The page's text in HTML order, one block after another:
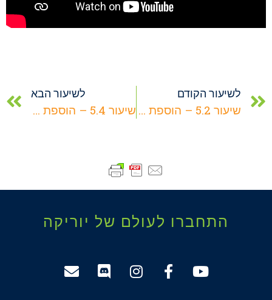
לשיעור הקודם
שיעור 5.2 – הוספת טקסטורות לקירות, רצפה ותקרה
לשיעור הבא
שיעור 5.4 – הוספת דלת
התחברו לעולם של יוריקה